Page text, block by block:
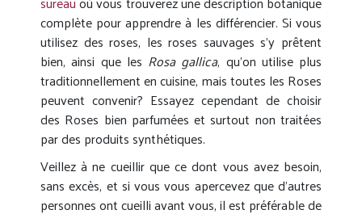
complète pour apprendre à les différencier. Si vous
utilisez des roses, les roses sauvages s’y prêtent
bien, ainsi que les Rosa gallica, qu’on utilise plus
traditionnellement en cuisine, mais toutes les Roses
peuvent convenir? Essayez cependant de choisir
des Roses bien parfumées et surtout non traitées
par des produits synthétiques.
Veillez à ne cueillir que ce dont vous avez besoin,
sans excès, et si vous vous apercevez que d’autres
personnes ont cueilli avant vous, il est préférable de